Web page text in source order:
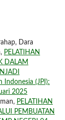
Dara
PELATIHAN
DALAM
Indonesia (JPI):
2025
PELATIHAN
PEMBUATAN